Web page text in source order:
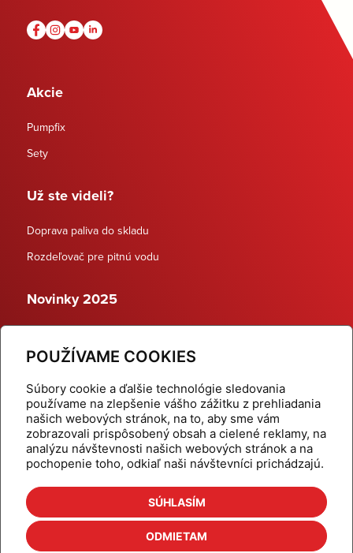
POUŽÍVAME COOKIES
Súbory cookie a ďalšie technológie sledovania
používame na zlepšenie vášho zážitku z prehliadania
našich webových stránok, na to, aby sme vám
zobrazovali prispôsobený obsah a cielené reklamy, na
analýzu návštevnosti našich webových stránok a na
pochopenie toho, odkiaľ naši návštevníci prichádzajú.
SÚHLASÍM
ODMIETAM
Akcie
Pumpfix
Sety
Už ste videli?
Doprava paliva do skladu
Rozdeľovač pre pitnú vodu
Novinky 2025
Dynamické termostatické ventily
Domov
Produkty
Aktuality
Odber šikovné tipy
Kalkulačky
Cenníky
Na stiahnutie
Referencie
Kontakt